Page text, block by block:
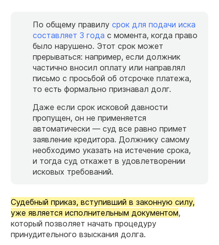
По общему правилу срок для подачи иска
составляет 3 года с момента, когда право
было нарушено. Этот срок может
прерываться: например, если должник
частично вносил оплату или направлял
письмо с просьбой об отсрочке платежа,
то есть формально признавал долг.
Даже если срок исковой давности
пропущен, он не применяется
автоматически — суд все равно примет
заявление кредитора. Должнику самому
необходимо указать на истечение срока,
и тогда суд откажет в удовлетворении
исковых требований.
Судебный приказ, вступивший в законную силу,
уже является исполнительным документом,
который позволяет начать процедуру
принудительного взыскания долга.